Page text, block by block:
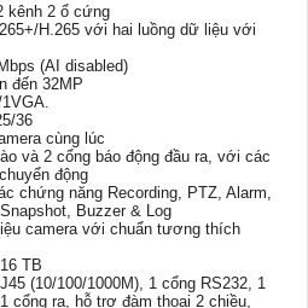
kênh 2 ổ cứng
H.265 với hai luồng dữ liệu với
(AI disabled)
đến 32MP
36
cùng lúc
và 2 cổng báo động đầu ra, với các
động
chứng năng Recording, PTZ, Alarm,
Buzzer & Log
camera với chuẩn tương thích
TB
(10/100/1000M), 1 cổng RS232, 1
cổng ra, hỗ trợ đàm thoại 2 chiều,